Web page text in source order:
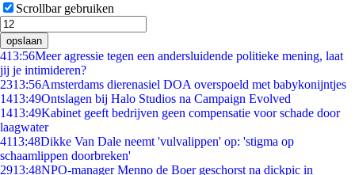
Scrollbar gebruiken
opslaan
413:56Meer agressie tegen een andersluidende politieke mening, laat
jij je intimideren?
2313:56Amsterdams dierenasiel DOA overspoeld met babykonijntjes
1413:49Ontslagen bij Halo Studios na Campaign Evolved
1413:49Kabinet geeft bedrijven geen compensatie voor schade door
laagwater
4113:48Dikke Van Dale neemt 'vulvalippen' op: 'stigma op
schaamlippen doorbreken'
2913:48NPO-manager Menno de Boer geschorst na dickpic in